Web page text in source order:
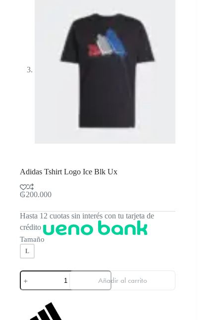
Adidas Tshirt Logo Ice Blk Ux
₲200.000
Hasta 12 cuotas sin interés con tu tarjeta de
crédito
Tamaño
L
Adidas
Tshirt
Logo
Añadir al carrito